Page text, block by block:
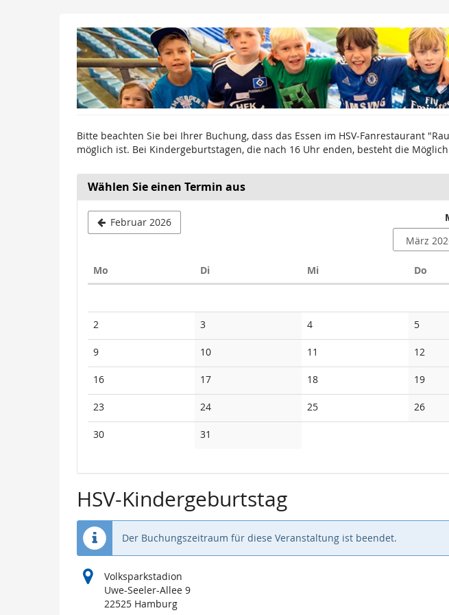
Bitte beachten Sie bei Ihrer Buchung, dass das Essen im HSV-Fanrestaurant
möglich ist. Bei Kindergeburtstagen, die nach 16 Uhr enden, besteht die
Wählen Sie einen Termin aus
Februar 2026
Mo DiDienstag MiMittwoch Do
2
Veranstaltungen
3Keine
Veranstaltungen
4Keine
Veranstaltungen
5Keine
9Keine
Veranstaltungen
10Keine
Veranstaltungen
11
Veranstaltungen
12
16Keine
Veranstaltungen
17Keine
Veranstaltungen
18Keine
Veranstaltungen
19Keine
23Keine
Veranstaltungen
24Keine
Veranstaltungen
25Keine
Veranstaltungen
26Keine
30Keine
31
HSV-Kindergeburtstag
Der Buchungszeitraum für diese Veranstaltung ist beendet.
Volksparkstadion
Uwe-Seeler-Allee 9
22525 Hamburg